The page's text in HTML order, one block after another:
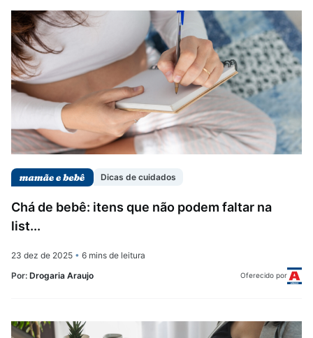
Dicas de cuidados
Chá de bebê: itens que não podem faltar na
list...
23 dez de 2025 • 6 mins de leitura
Por: Drogaria Araujo Oferecido por